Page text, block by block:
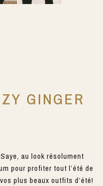
GINGER
au look résolument
pour profiter tout l’été de
plus beaux outfits d’été!